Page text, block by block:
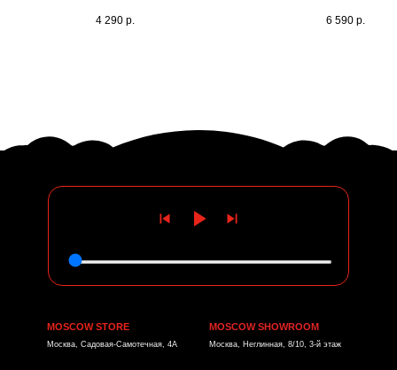
4 290 р. 6 590 р.
MOSCOW STORE
Москва, Садовая-Самотечная, 4А
MOSCOW SHOWROOM
Москва, Неглинная, 8/10, 3-й этаж